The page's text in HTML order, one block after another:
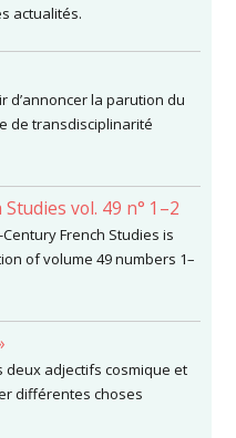
actualités.
d’annoncer la parution du
de transdisciplinarité
vol. 49 n° 1–2
French Studies is
of volume 49 numbers 1–
deux adjectifs cosmique et
différentes choses